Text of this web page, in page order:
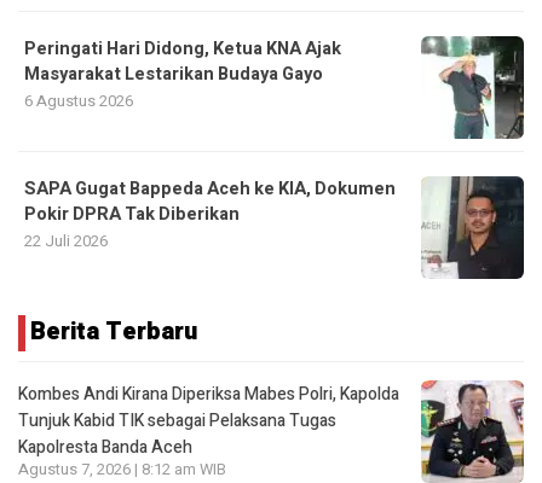
Peringati Hari Didong, Ketua KNA Ajak
Masyarakat Lestarikan Budaya Gayo
6 Agustus 2026
SAPA Gugat Bappeda Aceh ke KIA, Dokumen
Pokir DPRA Tak Diberikan
22 Juli 2026
Berita Terbaru
Kombes Andi Kirana Diperiksa Mabes Polri, Kapolda
Tunjuk Kabid TIK sebagai Pelaksana Tugas
Kapolresta Banda Aceh
Agustus 7, 2026 | 8:12 am WIB